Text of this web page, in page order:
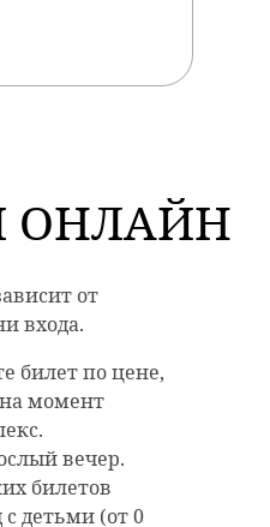
от
входа.
билет по цене,
момент
вечер.
билетов
с детьми (от 0
ОНЛАЙН